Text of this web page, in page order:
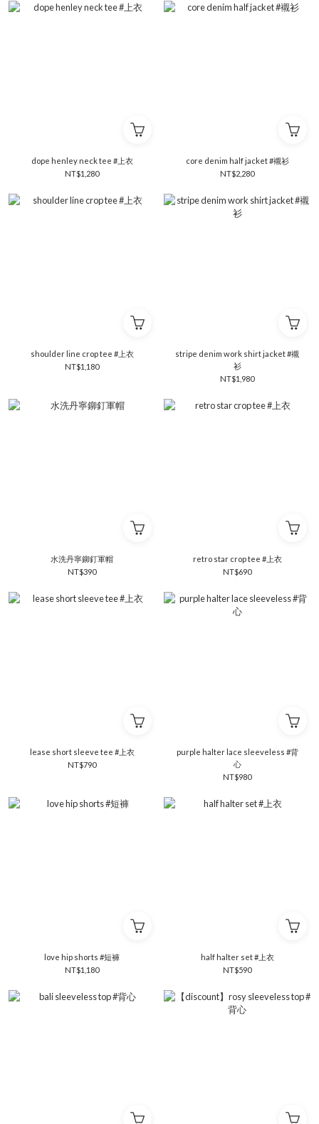
dope henley neck tee #上衣
NT$1,280
core denim half jacket #襯衫
NT$2,280
shoulder line crop tee #上衣
NT$1,180
stripe denim work shirt jacket #襯
衫
NT$1,980
水洗丹寧鉚釘軍帽
NT$390
retro star crop tee #上衣
NT$690
lease short sleeve tee #上衣
NT$790
purple halter lace sleeveless #背
心
NT$980
love hip shorts #短褲
NT$1,180
half halter set #上衣
NT$590